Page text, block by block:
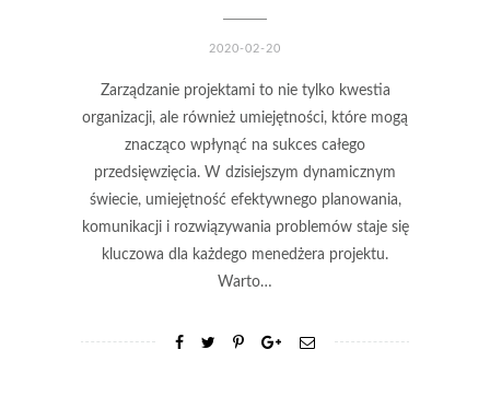
2020-02-20
Zarządzanie projektami to nie tylko kwestia
organizacji, ale również umiejętności, które mogą
znacząco wpłynąć na sukces całego
przedsięwzięcia. W dzisiejszym dynamicznym
świecie, umiejętność efektywnego planowania,
komunikacji i rozwiązywania problemów staje się
kluczowa dla każdego menedżera projektu.
Warto…